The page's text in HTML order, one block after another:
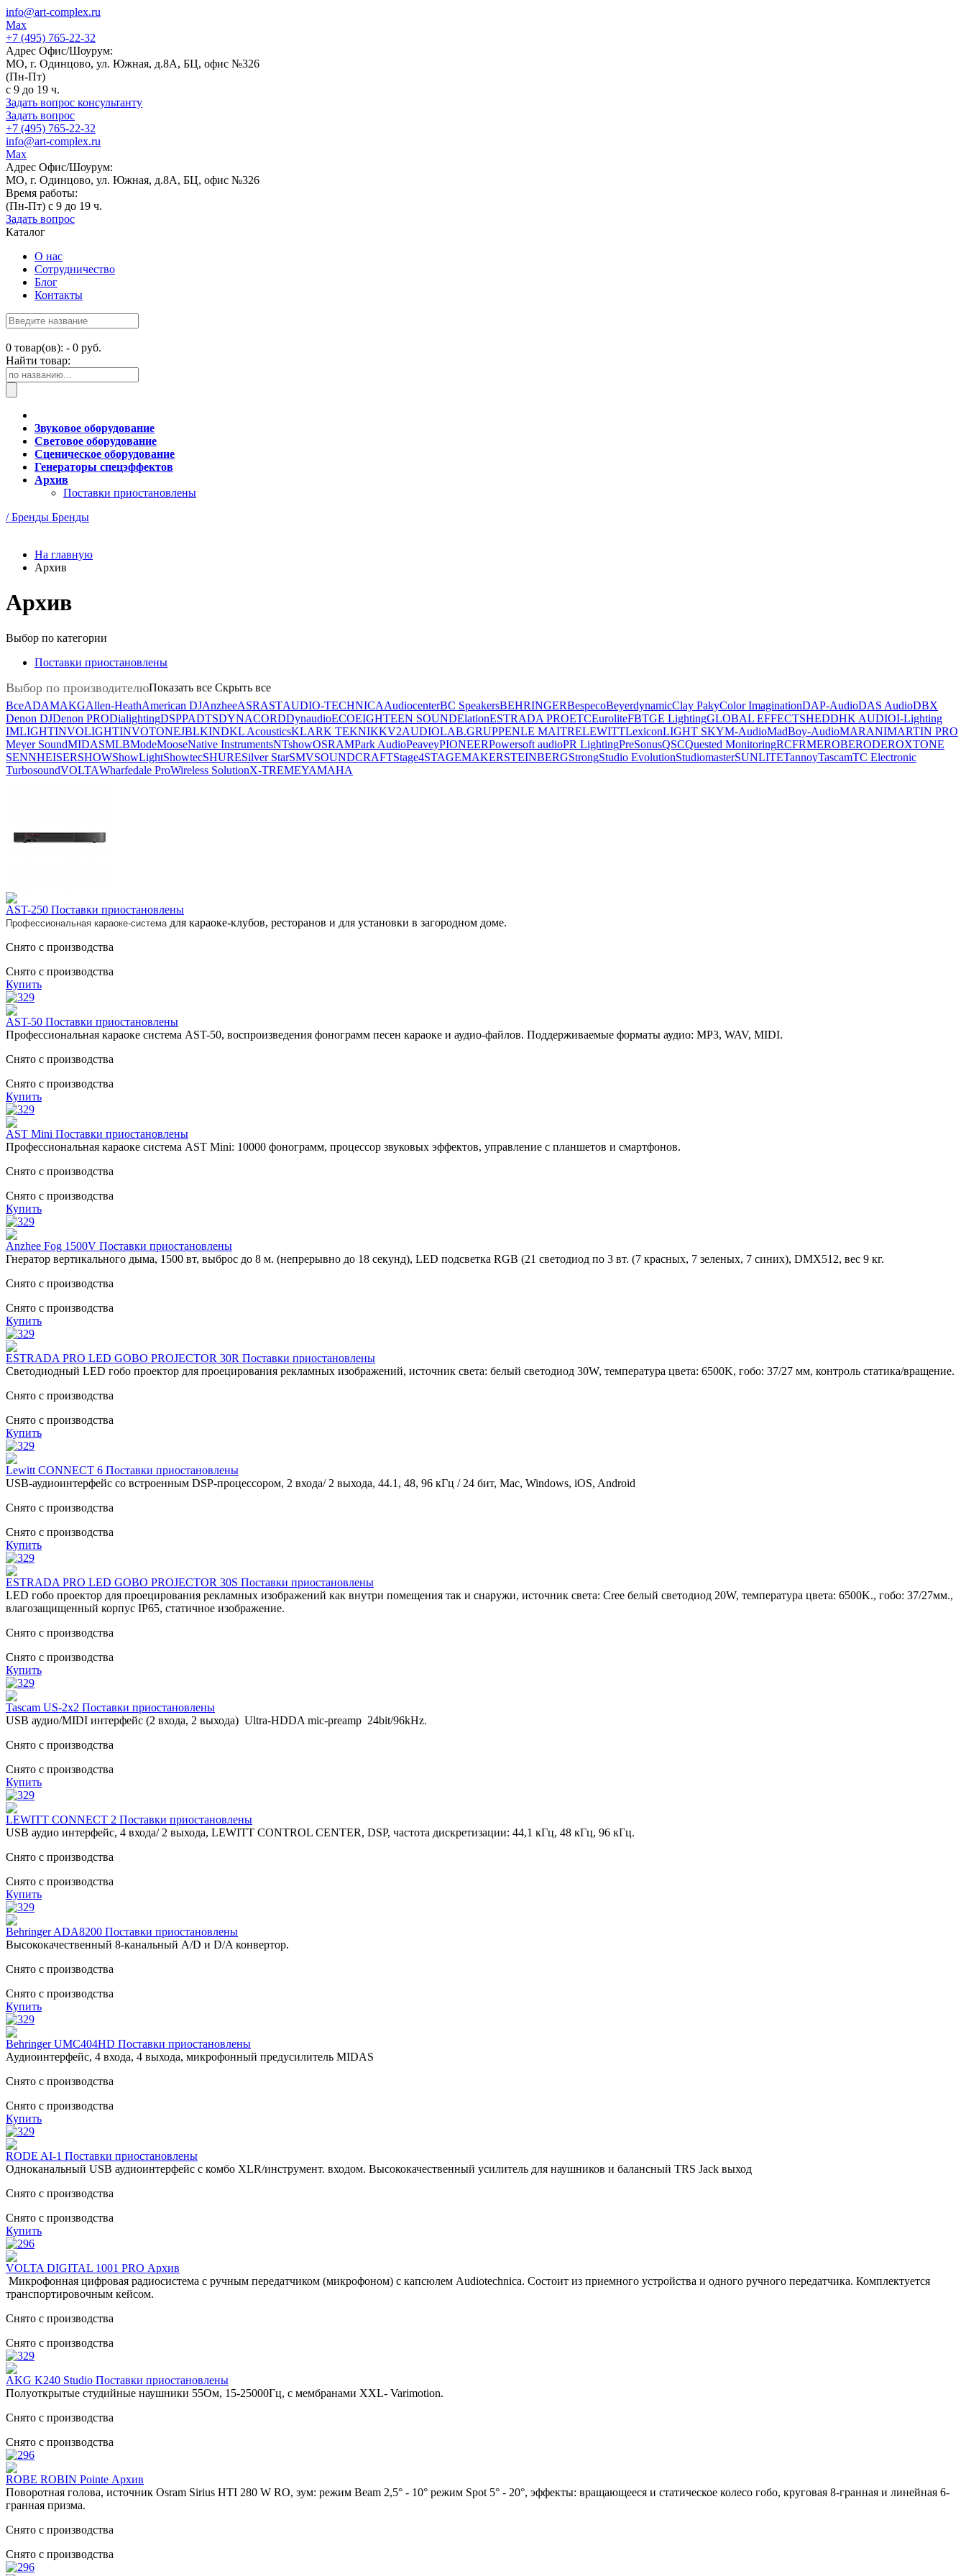
info@art-complex.ru
Max
+7 (495) 765-22-32
Адрес Офис/Шоурум:
МО, г. Одинцово, ул. Южная, д.8А, БЦ, офис №326
(Пн-Пт)
с 9 до 19 ч.
Задать вопрос консультанту
Задать вопрос
+7 (495) 765-22-32
info@art-complex.ru
Max
Адрес Офис/Шоурум:
МО, г. Одинцово, ул. Южная, д.8А, БЦ, офис №326
Время работы:
(Пн-Пт) с 9 до 19 ч.
Задать вопрос
Каталог
О нас
Сотрудничество
Блог
Контакты
0 товар(ов): - 0 руб.
Найти товар:
Звуковое оборудование
Световое оборудование
Сценическое оборудование
Генераторы спецэффектов
Архив
Поставки приостановлены
/ Бренды Бренды
На главную
Архив
Архив
Выбор по категории
Поставки приостановлены
Выбор по производителюПоказать все Скрыть все
ВсеADAMAKGAllen-HeathAmerican DJAnzheeASRASTAUDIO-TECHNICAAudiocenterBC SpeakersBEHRINGERBespecoBeyerdynamicClay PakyColor ImaginationDAP-AudioDAS AudioDBX
Denon DJDenon PRODialightingDSPPADTSDYNACORDDynaudioECOEIGHTEEN SOUNDElationESTRADA PROETCEuroliteFBTGE LightingGLOBAL EFFECTSHEDDHK AUDIOI-Lighting
IMLIGHTINVOLIGHTINVOTONEJBLKINDKL AcousticsKLARK TEKNIKKV2AUDIOLAB.GRUPPENLE MAITRELEWITTLexiconLIGHT SKYM-AudioMadBoy-AudioMARANIMARTIN PRO
Meyer SoundMIDASMLBModeMooseNative InstrumentsNTshowOSRAMPark AudioPeaveyPIONEERPowersoft audioPR LightingPreSonusQSCQuested MonitoringRCFRMEROBERODEROXTONE
SENNHEISERSHOWShowLightShowtecSHURESilver StarSMVSOUNDCRAFTStage4STAGEMAKERSTEINBERGStrongStudio EvolutionStudiomasterSUNLITETannoyTascamTC Electronic
TurbosoundVOLTAWharfedale ProWireless SolutionX-TREMEYAMAHA
AST-250 Поставки приостановлены
Профессиональная караоке-система для караоке-клубов, ресторанов и для установки в загородном доме.
Снято с производства
Снято с производства
Купить
AST-50 Поставки приостановлены
Профессиональная караоке система AST-50, воспроизведения фонограмм песен караоке и аудио-файлов. Поддерживаемые форматы аудио: MP3, WAV, MIDI.
Снято с производства
Снято с производства
Купить
AST Mini Поставки приостановлены
Профессиональная караоке система AST Mini: 10000 фонограмм, процессор звуковых эффектов, управление с планшетов и смартфонов.
Снято с производства
Снято с производства
Купить
Anzhee Fog 1500V Поставки приостановлены
Гнератор вертикального дыма, 1500 вт, выброс до 8 м. (непрерывно до 18 секунд), LED подсветка RGB (21 светодиод по 3 вт. (7 красных, 7 зеленых, 7 синих), DMX512, вес 9 кг.
Снято с производства
Снято с производства
Купить
ESTRADA PRO LED GOBO PROJECTOR 30R Поставки приостановлены
Светодиодный LED гобо проектор для проецирования рекламных изображений, источник света: белый светодиод 30W, температура цвета: 6500K, гобо: 37/27 мм, контроль статика/вращение.
Снято с производства
Снято с производства
Купить
Lewitt CONNECT 6 Поставки приостановлены
USB-аудиоинтерфейс со встроенным DSP-процессором, 2 входа/ 2 выхода, 44.1, 48, 96 кГц / 24 бит, Mac, Windows, iOS, Android
Снято с производства
Снято с производства
Купить
ESTRADA PRO LED GOBO PROJECTOR 30S Поставки приостановлены
LED гобо проектор для проецирования рекламных изображений как внутри помещения так и снаружи, источник света: Сree белый светодиод 20W, температура цвета: 6500K., гобо: 37/27мм.,
влагозащищенный корпус IP65, статичное изображение.
Снято с производства
Снято с производства
Купить
Tascam US-2x2 Поставки приостановлены
USB аудио/MIDI интерфейс (2 входа, 2 выхода) Ultra-HDDA mic-preamp 24bit/96kHz.
Снято с производства
Снято с производства
Купить
LEWITT CONNECT 2 Поставки приостановлены
USB аудио интерфейс, 4 входа/ 2 выхода, LEWITT CONTROL CENTER, DSP, частота дискретизации: 44,1 кГц, 48 кГц, 96 кГц.
Снято с производства
Снято с производства
Купить
Behringer ADA8200 Поставки приостановлены
Высококачественный 8-канальный A/D и D/A конвертор.
Снято с производства
Снято с производства
Купить
Behringer UMC404HD Поставки приостановлены
Аудиоинтерфейс, 4 входа, 4 выхода, микрофонный предусилитель MIDAS
Снято с производства
Снято с производства
Купить
RODE AI-1 Поставки приостановлены
Одноканальный USB аудиоинтерфейс с комбо XLR/инструмент. входом. Высококачественный усилитель для наушников и балансный TRS Jack выход
Снято с производства
Снято с производства
Купить
VOLTA DIGITAL 1001 PRO Архив
Микрофонная цифровая радиосистема с ручным передатчиком (микрофоном) с капсюлем Audiotechnica. Состоит из приемного устройства и одного ручного передатчика. Комплектуется
транспортировочным кейсом.
Снято с производства
Снято с производства
AKG K240 Studio Поставки приостановлены
Полуоткрытые студийные наушники 55Ом, 15-25000Гц, с мембранами XXL- Varimotion.
Снято с производства
Снято с производства
ROBE ROBIN Pointe Архив
Поворотная голова, источник Osram Sirius HTI 280 W RO, зум: режим Beam 2,5° - 10° режим Spot 5° - 20°, эффекты: вращающееся и статическое колесо гобо, круговая 8-гранная и линейная 6-
гранная призма.
Снято с производства
Снято с производства